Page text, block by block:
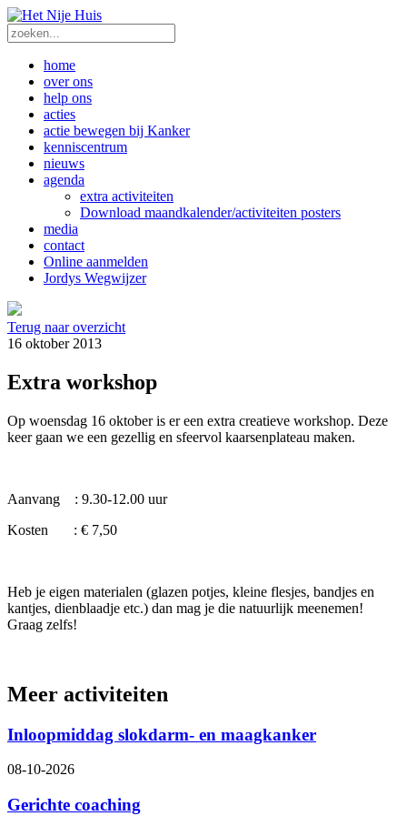
home
over ons
help ons
acties
actie bewegen bij Kanker
kenniscentrum
nieuws
agenda
extra activiteiten
Download maandkalender/activiteiten posters
media
contact
Online aanmelden
Jordys Wegwijzer
Terug naar overzicht
16 oktober 2013
Extra workshop
Op woensdag 16 oktober is er een extra creatieve workshop. Deze
keer gaan we een gezellig en sfeervol kaarsenplateau maken.
Aanvang : 9.30-12.00 uur
Kosten : € 7,50
Heb je eigen materialen (glazen potjes, kleine flesjes, bandjes en
kantjes, dienblaadje etc.) dan mag je die natuurlijk meenemen!
Graag zelfs!
Meer activiteiten
Inloopmiddag slokdarm- en maagkanker
08-10-2026
Gerichte coaching